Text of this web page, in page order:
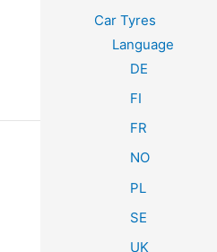
Car Tyres
Language
DE
FI
FR
NO
PL
SE
UK